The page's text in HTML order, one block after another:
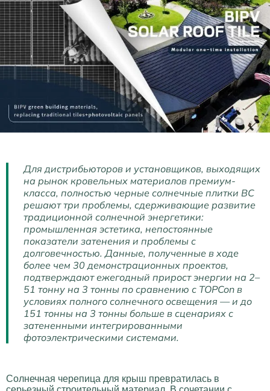
Для дистрибьюторов и установщиков, выходящих
на рынок кровельных материалов премиум-
класса, полностью черные солнечные плитки BC
решают три проблемы, сдерживающие развитие
традиционной солнечной энергетики:
промышленная эстетика, непостоянные
показатели затенения и проблемы с
долговечностью. Данные, полученные в ходе
более чем 30 демонстрационных проектов,
подтверждают ежегодный прирост энергии на 2–
51 тонну на 3 тонны по сравнению с TOPCon в
условиях полного солнечного освещения — и до
151 тонны на 3 тонны больше в сценариях с
затененными интегрированными
фотоэлектрическими системами.
Солнечная черепица для крыш превратилась в